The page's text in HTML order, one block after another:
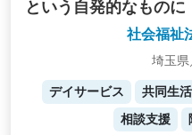
という自発的なものに
社会福祉
埼玉県
デイサービス 共同生
相談支援